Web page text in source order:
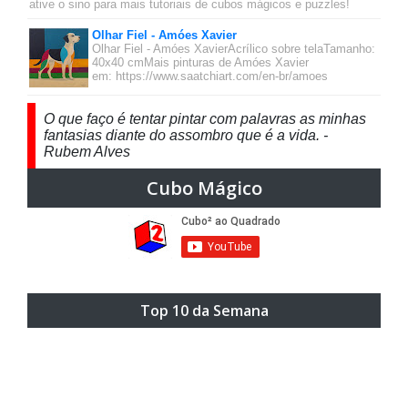
ative o sino para mais tutoriais de cubos mágicos e puzzles!
Olhar Fiel - Amóes Xavier
Olhar Fiel - Amóes XavierAcrílico sobre telaTamanho:
40x40 cmMais pinturas de Amóes Xavier
em: https://www.saatchiart.com/en-br/amoes
O que faço é tentar pintar com palavras as minhas
fantasias diante do assombro que é a vida. -
Rubem Alves
Cubo Mágico
Top 10 da Semana